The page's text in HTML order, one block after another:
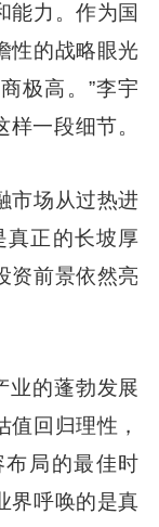
能力。作为国
性的战略眼光
极高。”李宇
一段细节。
市场从过热进
真正的长坡厚
资前景依然亮
业的蓬勃发展
回归理性，
局的最佳时
界呼唤的是真